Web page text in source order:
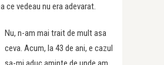
ce vedeau nu era adevarat.
Nu, n-am mai trait de mult asa
ceva. Acum, la 43 de ani, e cazul